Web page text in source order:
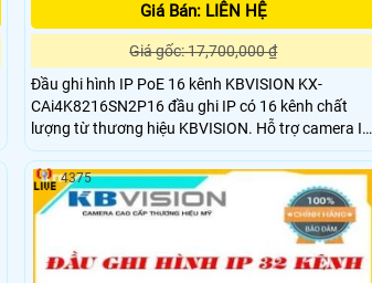
Giá Bán: LIÊN HỆ
Giá gốc: 17,700,000 ₫
Đầu ghi hình IP PoE 16 kênh KBVISION KX-
CAi4K8216SN2P16 đầu ghi IP có 16 kênh chất
lượng từ thương hiệu KBVISION. Hỗ trợ camera IP
độ phân giải lên đến 12Mp, băng thông tối đa
144Mbps, cùng 2 cổng SATA x 10TB. Chức năng
nhận diện khuôn mặt: Hỗ trợ 1 camera IP thông
thường / 5 camera AI (dòng DAi)
4375